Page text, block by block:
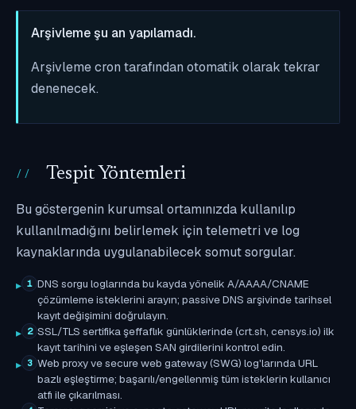
Arşivleme şu an yapılamadı.
Arşivleme cron tarafından otomatik olarak tekrar
denenecek.
Tespit Yöntemleri
Bu göstergenin kurumsal ortamınızda kullanılıp
kullanılmadığını belirlemek için telemetri ve log
kaynaklarında uygulanabilecek somut sorgular.
1 DNS sorgu loglarında bu kayda yönelik A/AAAA/CNAME
çözümleme isteklerini arayın; passive DNS arşivinde tarihsel
kayıt değişimini doğrulayın.
2 SSL/TLS sertifika şeffaflık günlüklerinde (crt.sh, censys.io) ilk
kayıt tarihini ve eşleşen SAN girdilerini kontrol edin.
3 Web proxy ve secure web gateway (SWG) log'larında URL
bazlı eşleştirme; başarılı/engellenmiş tüm isteklerin kullanıcı
atfı ile çıkarılması.